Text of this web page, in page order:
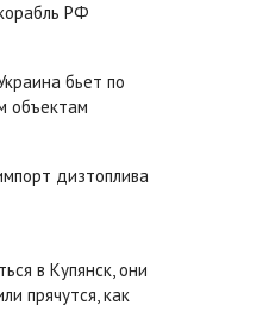
РФ
бьет по
объектам
дизтоплива
в Купянск, они
прячутся, как